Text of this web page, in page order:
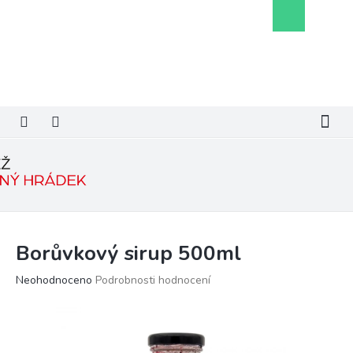
košík
Borůvkový sirup 500ml
Průměrné
Neohodnoceno Podrobnosti hodnocení